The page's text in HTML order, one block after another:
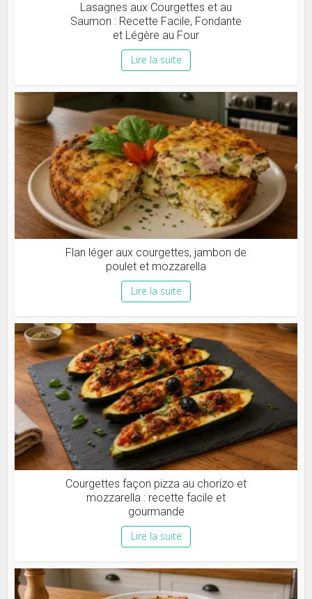
Lasagnes aux Courgettes et au
Saumon : Recette Facile, Fondante
et Légère au Four
Lire la suite
Flan léger aux courgettes, jambon de
poulet et mozzarella
Lire la suite
Courgettes façon pizza au chorizo et
mozzarella : recette facile et
gourmande
Lire la suite